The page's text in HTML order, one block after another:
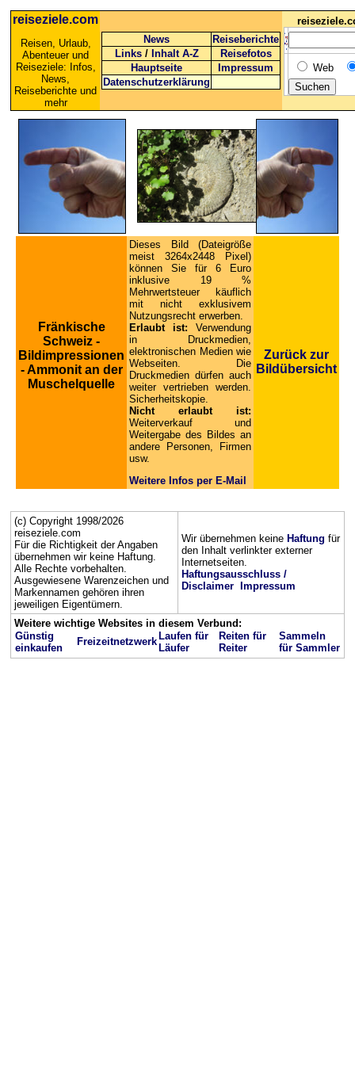
reiseziele.com
Reisen, Urlaub,
Abenteuer und
Reiseziele: Infos,
News,
Reiseberichte und
mehr
News
Reiseberichte
Links / Inhalt A-Z
Reisefotos
Hauptseite
Impressum
Datenschutzerklärung
Web
Fränkische
Schweiz -
Bildimpressionen
- Ammonit an der
Muschelquelle
Dieses Bild (Dateigröße
meist 3264x2448 Pixel)
können Sie für 6 Euro
inklusive 19 %
Mehrwertsteuer käuflich
mit nicht exklusivem
Nutzungsrecht erwerben.
Erlaubt ist: Verwendung
in Druckmedien,
elektronischen Medien wie
Webseiten. Die
Druckmedien dürfen auch
weiter vertrieben werden.
Sicherheitskopie.
Nicht erlaubt ist:
Weiterverkauf und
Weitergabe des Bildes an
andere Personen, Firmen
usw.
Weitere Infos per E-Mail
Zurück zur
Bildübersicht
(c) Copyright 1998/2026
reiseziele.com
Für die Richtigkeit der Angaben
übernehmen wir keine Haftung.
Alle Rechte vorbehalten.
Ausgewiesene Warenzeichen und
Markennamen gehören ihren
jeweiligen Eigentümern.
Wir übernehmen keine Haftung für
den Inhalt verlinkter externer
Internetseiten.
Haftungsausschluss /
Disclaimer
Impressum
Weitere wichtige Websites in diesem Verbund:
Günstig
einkaufen
Freizeitnetzwerk Laufen für
Läufer
Reiten für
Reiter
Sammeln
für Sammler